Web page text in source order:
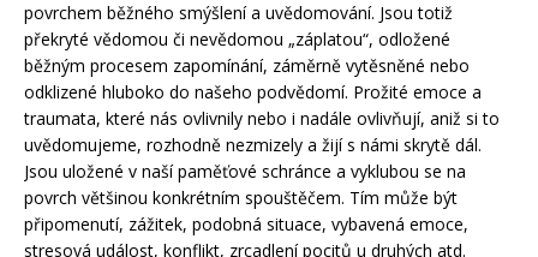
povrchem běžného smýšlení a uvědomování. Jsou totiž
překryté vědomou či nevědomou „záplatou“, odložené
běžným procesem zapomínání, záměrně vytěsněné nebo
odklizené hluboko do našeho podvědomí. Prožité emoce a
traumata, které nás ovlivnily nebo i nadále ovlivňují, aniž si to
uvědomujeme, rozhodně nezmizely a žijí s námi skrytě dál.
Jsou uložené v naší paměťové schránce a vyklubou se na
povrch většinou konkrétním spouštěčem. Tím může být
připomenutí, zážitek, podobná situace, vybavená emoce,
stresová událost, konflikt, zrcadlení pocitů u druhých atd.